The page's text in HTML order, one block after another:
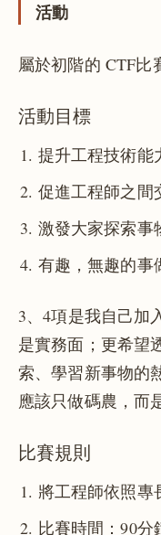
活動
屬於初階的 CTF比
活動目標
提升工程技術能
促進工程師之間
激發大家探索事
有趣，無趣的事
3、4項是我自己加
是實務面；更希望
索、學習新事物的
應該只做碼農，而
比賽規則
將工程師依照專
比賽時間：90分